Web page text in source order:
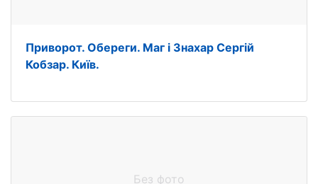
Приворот. Обереги. Маг і Знахар Сергій
Кобзар. Київ.
Без фото